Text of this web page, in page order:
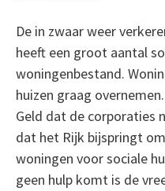
De in zwaar weer
heeft een groot aantal
woningenbestand.
huizen graag
Geld dat de corporaties
dat het Rijk bijspringt
woningen voor sociale
geen hulp komt is de